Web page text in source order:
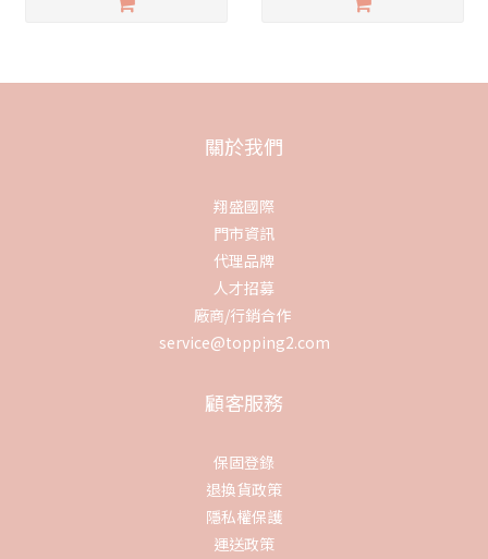
關於我們
翔盛國際
門市資訊
代理品牌
人才招募
廠商/行銷合作
service@topping2.com
顧客服務
保固登錄
退換貨政策
隱私權保護
運送政策